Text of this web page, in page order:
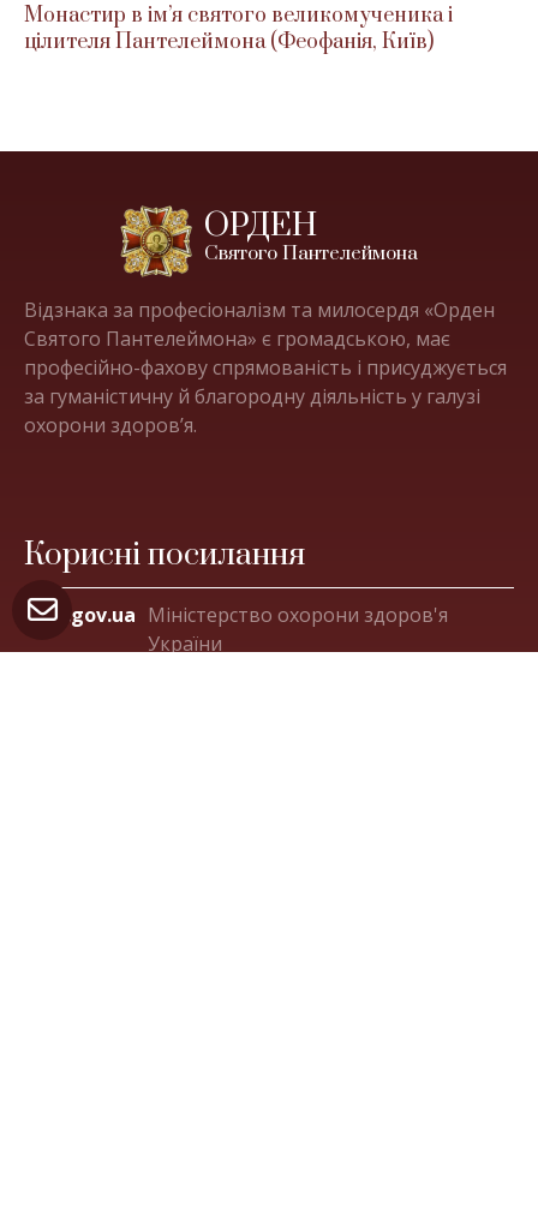
Монастир в ім’я святого великомученика і
цілителя Пантелеймона (Феофанія, Київ)
ОРДЕН
Святого Пантелеймона
Відзнака за професіоналізм та милосердя «Орден
Святого Пантелеймона» є громадською, має
професійно-фахову спрямованість і присуджується
за гуманістичну й благородну діяльність у галузі
охорони здоров’я.
Корисні посилання
moz.gov.ua Міністерство охорони здоров'я
України